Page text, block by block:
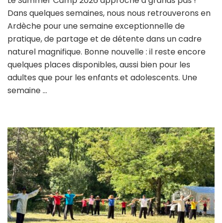
Dans quelques semaines, nous nous retrouverons en
Ardèche pour une semaine exceptionnelle de
pratique, de partage et de détente dans un cadre
naturel magnifique. Bonne nouvelle : il reste encore
quelques places disponibles, aussi bien pour les
adultes que pour les enfants et adolescents. Une
semaine …